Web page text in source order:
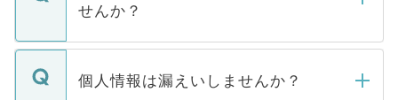
下記の理由によって、一般には公開してい
ません。
■応募殺到を避けるため 人気のある医療機
せんか？
転職・入職を強要することは一切ありませ
ん。また、仮に応募先から内定をいただい
個人情報は漏えいしませんか？